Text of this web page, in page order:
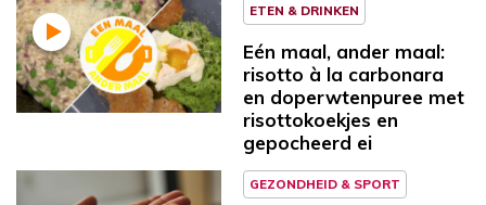
ETEN & DRINKEN
Eén maal, ander maal:
risotto à la carbonara
en doperwtenpuree met
risottokoekjes en
gepocheerd ei
GEZONDHEID & SPORT